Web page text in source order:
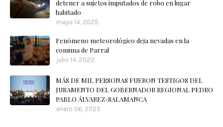
detener a sujetos imputados de robo en lugar
habitado
mayo 14, 2025
Fenómeno meteorológico deja nevadas en la
comuna de Parral
julio 14, 2022
MÁS DE MIL PERSONAS FUERON TESTIGOS DEL
JURAMENTO DEL GOBERNADOR REGIONAL PEDRO
PABLO ÁLVAREZ-SALAMANCA
enero 06, 2025